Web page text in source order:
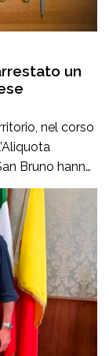
un
nel corso
Bruno hanno
e residente a
degli
Intorno alle
[…]